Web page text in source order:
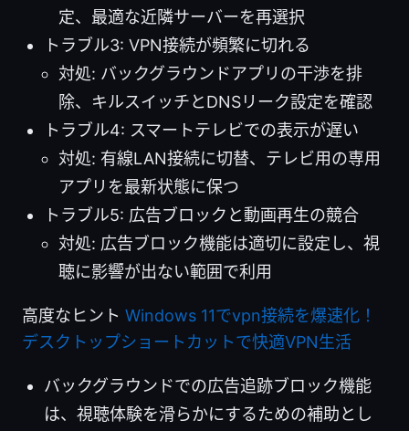
定、最適な近隣サーバーを再選択
トラブル3: VPN接続が頻繁に切れる
対処: バックグラウンドアプリの干渉を排
除、キルスイッチとDNSリーク設定を確認
トラブル4: スマートテレビでの表示が遅い
対処: 有線LAN接続に切替、テレビ用の専用
アプリを最新状態に保つ
トラブル5: 広告ブロックと動画再生の競合
対処: 広告ブロック機能は適切に設定し、視
聴に影響が出ない範囲で利用
高度なヒント Windows 11でvpn接続を爆速化！
デスクトップショートカットで快適VPN生活
バックグラウンドでの広告追跡ブロック機能
は、視聴体験を滑らかにするための補助とし